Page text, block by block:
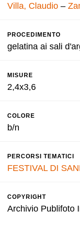
Villa, Claudio –
PROCEDIMENTO
gelatina ai sali
MISURE
2,4x3,6
COLORE
b/n
PERCORSI TEMATICI
FESTIVAL DI
COPYRIGHT
Archivio Publifoto